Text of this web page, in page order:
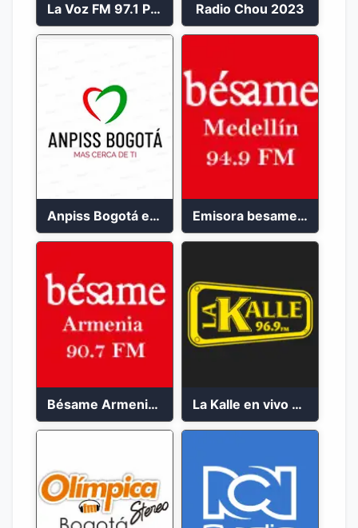
La Voz FM 97.1 Popayán en Vivo Radio Chou 2023
Anpiss Bogotá emisora 2023 Emisora besame medellín 2023
Bésame Armenia en vivo 2023 La Kalle en vivo 2023